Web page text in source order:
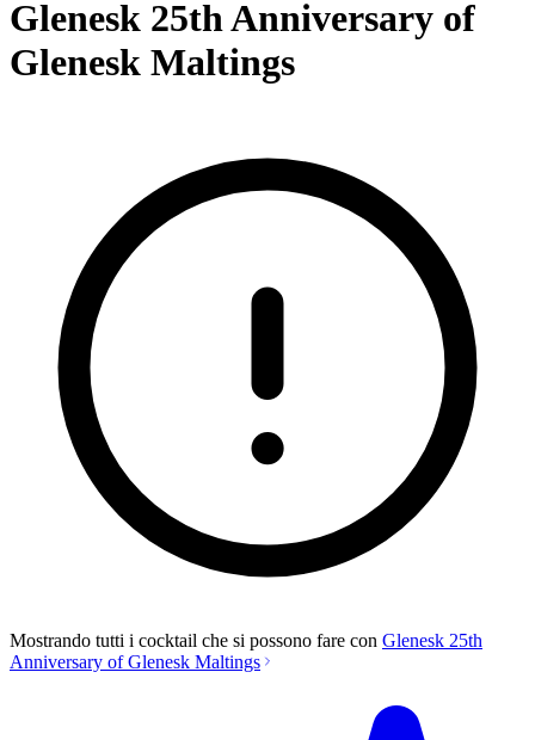
Glenesk 25th Anniversary of
Glenesk Maltings
Mostrando tutti i cocktail che si possono fare con Glenesk 25th
Anniversary of Glenesk Maltings